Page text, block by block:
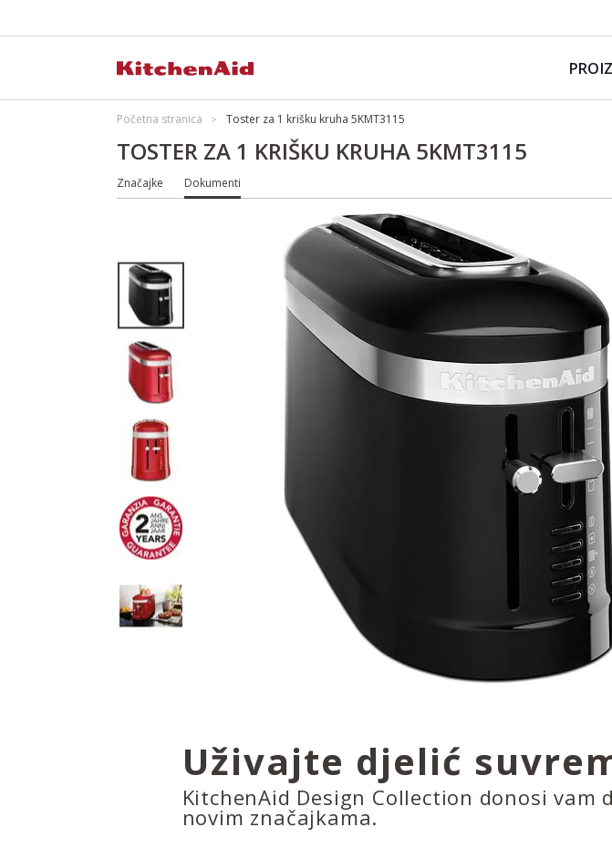
Početna stranica Toster za 1 krišku kruha 5KMT3115
TOSTER ZA 1 KRIŠKU KRUHA 5KMT3115
Značajke Dokumenti
Uživajte djelić
KitchenAid Design Collection donosi
novim značajkama.